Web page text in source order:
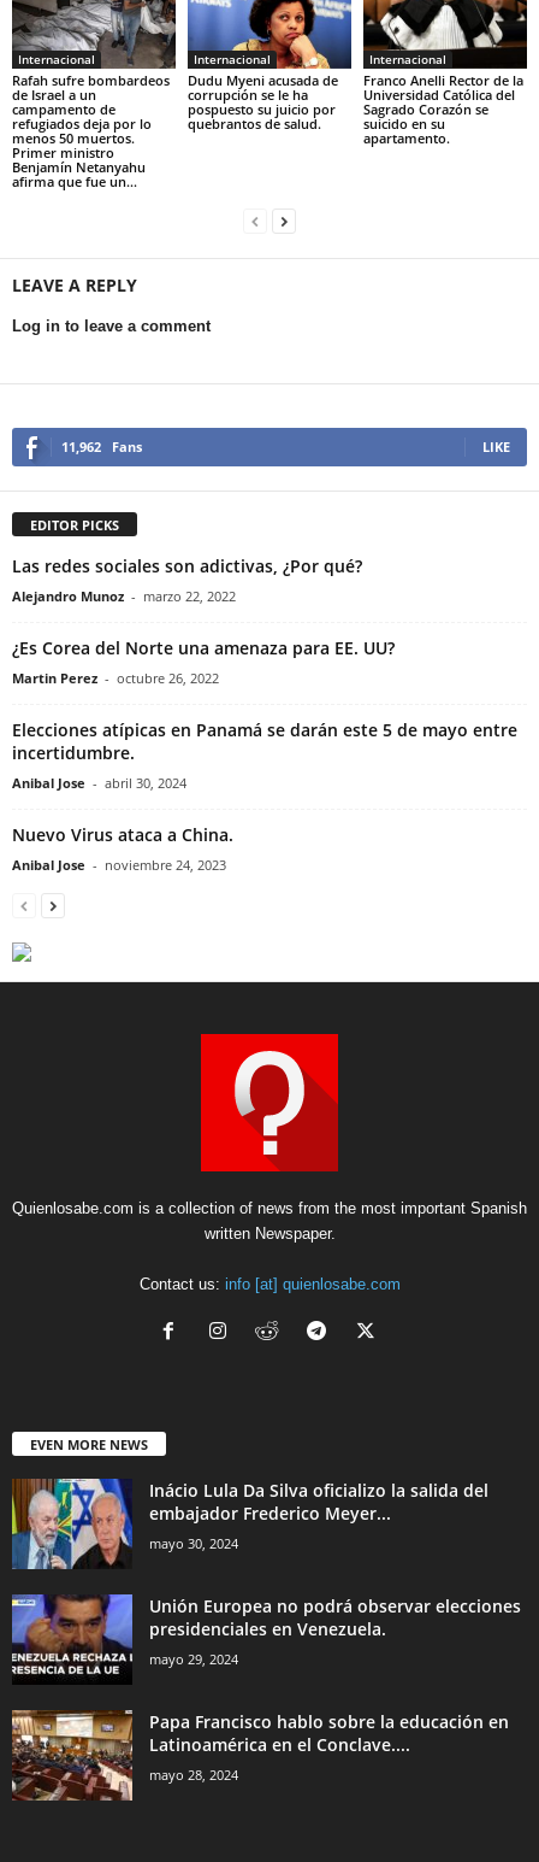
Internacional
Rafah sufre bombardeos
de Israel a un
campamento de
refugiados deja por lo
menos 50 muertos.
Primer ministro
Benjamín Netanyahu
afirma que fue un...
Internacional
Dudu Myeni acusada de
corrupción se le ha
pospuesto su juicio por
quebrantos de salud.
Internacional
Franco Anelli Rector de la
Universidad Católica del
Sagrado Corazón se
suicido en su
apartamento.
LEAVE A REPLY
Log in to leave a comment
11,962 Fans LIKE
EDITOR PICKS
Las redes sociales son adictivas, ¿Por qué?
Alejandro Munoz - marzo 22, 2022
¿Es Corea del Norte una amenaza para EE. UU?
Martin Perez - octubre 26, 2022
Elecciones atípicas en Panamá se darán este 5 de mayo entre
incertidumbre.
Anibal Jose - abril 30, 2024
Nuevo Virus ataca a China.
Anibal Jose - noviembre 24, 2023
Quienlosabe.com is a collection of news from the most important Spanish
written Newspaper.
Contact us: info [at] quienlosabe.com
EVEN MORE NEWS
Inácio Lula Da Silva oficializo la salida del
embajador Frederico Meyer...
mayo 30, 2024
Unión Europea no podrá observar elecciones
presidenciales en Venezuela.
mayo 29, 2024
Papa Francisco hablo sobre la educación en
Latinoamérica en el Conclave....
mayo 28, 2024